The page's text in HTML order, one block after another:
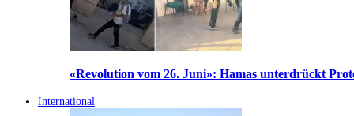
«Revolution vom 26. Juni»: Hamas unterdrückt
International